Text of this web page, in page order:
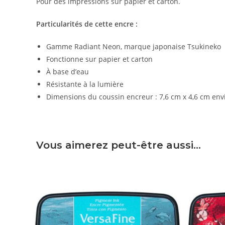
Particularités de cette encre :
Gamme Radiant Neon, marque japonaise Tsukineko
Fonctionne sur papier et carton
À base d’eau
Résistante à la lumière
Dimensions du coussin encreur : 7,6 cm x 4,6 cm
Vous aimerez peut-être aussi…